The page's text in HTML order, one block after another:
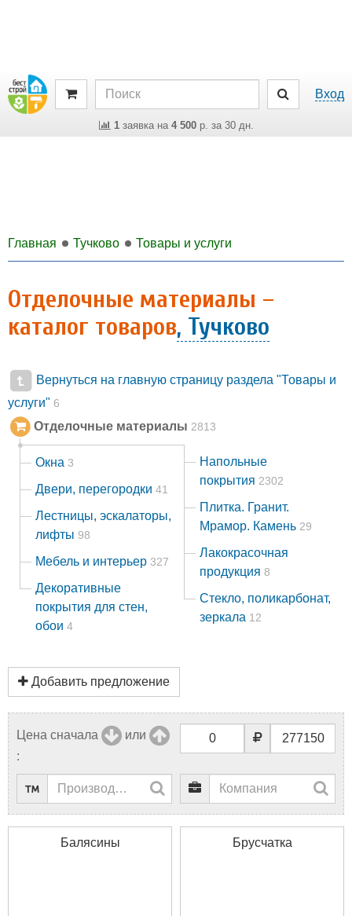
Вход
1заявка на 4 500р. за 30 дн.
Главная Тучково Товары и услуги
Отделочные материалы –
каталог товаров, Тучково
Вернуться на главную страницу раздела "Товары и
услуги" 6
Отделочные материалы 2813
Окна 3
Двери, перегородки 41
Лестницы, эскалаторы,
лифты 98
Мебель и интерьер 327
Декоративные
покрытия для стен,
обои 4
Напольные
покрытия 2302
Плитка. Гранит.
Мрамор. Камень 29
Лакокрасочная
продукция 8
Стекло, поликарбонат,
зеркала 12
Добавить предложение
Цена сначала
или
:
Балясины Брусчатка